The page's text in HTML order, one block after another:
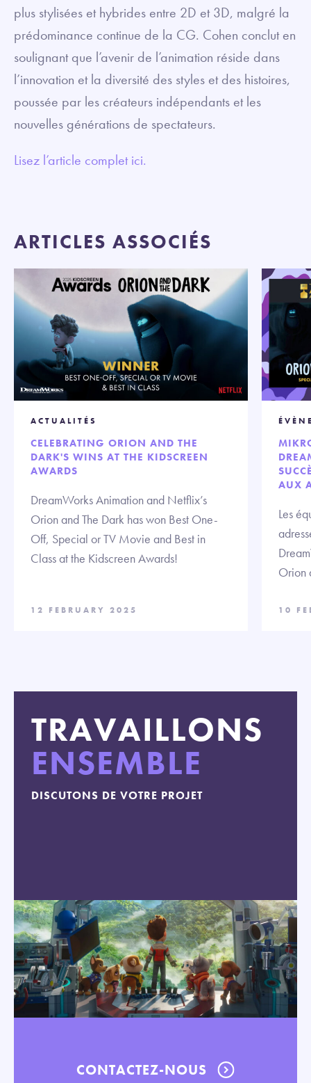
plus stylisées et hybrides entre 2D et 3D, malgré la
prédominance continue de la CG. Cohen conclut en
soulignant que l’avenir de l’animation réside dans
l’innovation et la diversité des styles et des histoires,
poussée par les créateurs indépendants et les
nouvelles générations de spectateurs.
Lisez l’article complet ici.
ARTICLES ASSOCIÉS
ACTUALITÉS
CELEBRATING ORION AND THE
DARK'S WINS AT THE KIDSCREEN
AWARDS
DreamWorks Animation and Netflix’s
Orion and The Dark has won Best One-
Off, Special or TV Movie and Best in
Class at the Kidscreen Awards!
12 FEBRUARY 2025
AUX
Les
Orion
10
TRAVAILLONS
ENSEMBLE
DISCUTONS DE VOTRE PROJET
CONTACTEZ-NOUS